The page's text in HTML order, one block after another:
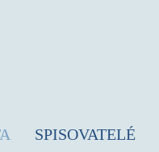
SPISOVATELÉ